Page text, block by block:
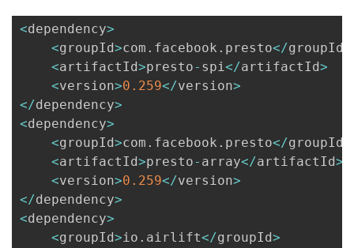
客
论
的
子
我
直
的
我
注
开
的
我
<dependency>
<groupId>com . facebook . presto</groupId
<artifactId>presto- spi</artifactId>
<version>0.259</version>
</dependency>
<dependency>
<groupId>com . facebook . presto</groupId
<artifactId>presto- array</artifactId>
<version>0.259</version>
</dependency>
<dependency>
<groupId>io . airlift</groupId>